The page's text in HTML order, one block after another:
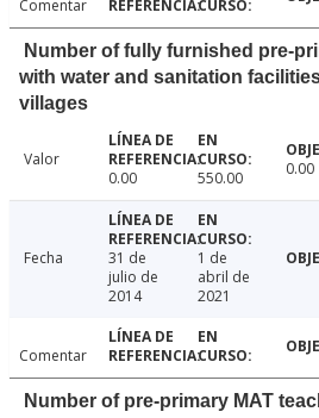
Comentar
Number of fully furnished pre-
with water and sanitation
villages
Valor
0.00
550.00 0.00
Fecha
31 de
julio de
2014
1 de
abril de
2021
Comentar
Number of pre-primary MAT